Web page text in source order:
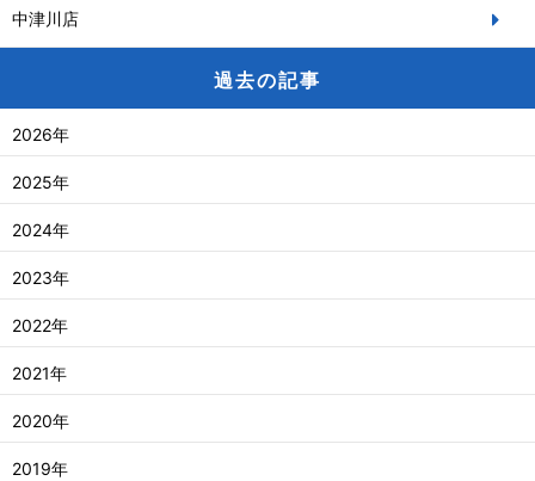
中津川店
過去の記事
2026年
2025年
2024年
2023年
2022年
2021年
2020年
2019年